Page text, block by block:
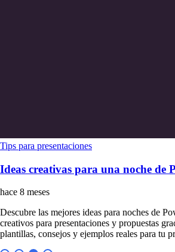
Tips para presentaciones
Ideas creativas para una noche de
hace 8 meses
Descubre las mejores ideas para noches de
creativos para presentaciones y propuestas
plantillas, consejos y ejemplos reales para tu